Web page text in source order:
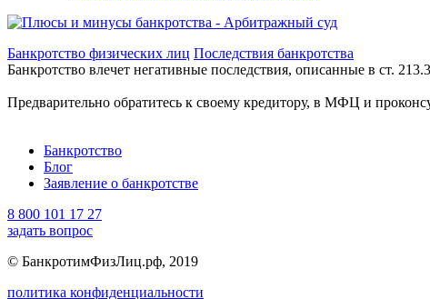
Банкротство физических лиц Последствия банкротства
Банкротство влечет негативные последствия, описанные в ст.
Предварительно обратитесь к своему кредитору, в МФЦ и
Банкротство
Блог
Заявление о банкротстве
8 800 101 17 27
задать вопрос
© БанкротимФизЛиц.рф, 2019
политика конфиденциальности